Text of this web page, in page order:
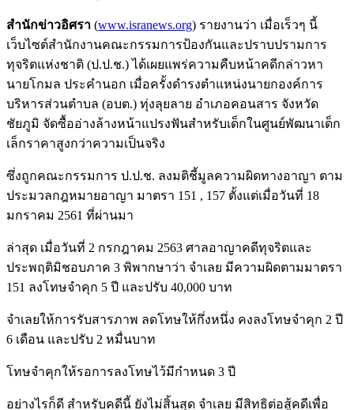
สำนักข่าวอิศรา (www.isranews.org) รายงานว่า เมื่อเร็วๆ นี้
เว็บไซต์สำนักงานคณะกรรมการป้องกันและปราบปรามการ
ทุจริตแห่งชาติ (ป.ป.ช.) ได้เผยแพร่ความคืบหน้าคดีกล่าวหา
นายโกมล ประคำนอก เมื่อครั้งดำรงตำแหน่งนายกองค์การ
บริหารส่วนตำบล (อบต.) ทุ่งลุยลาย อำเภอคอนสาร จังหวัด
ชัยภูมิ จัดซื้ออ่างล้างหน้าแปรงฟันสำหรับเด็กในศูนย์พัฒนาเด็ก
เล็กราคาสูงกว่าความเป็นจริง
ซึ่งถูกคณะกรรมการ ป.ป.ช. ลงมติชี้มูลความผิดทางอาญา ตาม
ประมวลกฎหมายอาญา มาตรา 151 , 157 ตั้งแต่เมื่อวันที่ 18
มกราคม 2561 ที่ผ่านมา
ล่าสุด เมื่อวันที่ 2 กรกฎาคม 2563 ศาลอาญาคดีทุจริตและ
ประพฤติมิชอบภาค 3 พิพากษาว่า จำเลย มีความผิดตามมาตรา
151 ลงโทษจำคุก 5 ปี และปรับ 40,000 บาท
จำเลยให้การรับสารภาพ ลดโทษให้กึ่งหนึ่ง คงลงโทษจำคุก 2 ปี
6 เดือน และปรับ 2 หมื่นบาท
โทษจำคุกให้รอการลงโทษไว้มีกำหนด 3 ปี
อย่างไรก็ดี สำหรับคดีนี้ ยังไม่สิ้นสุด จำเลย มีสิทธิต่อสู้คดีเพื่อ